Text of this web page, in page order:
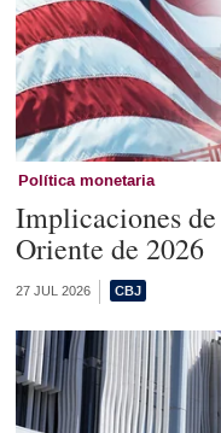
Política monetaria
Implicaciones
Oriente de 2026
27 JUL 2026